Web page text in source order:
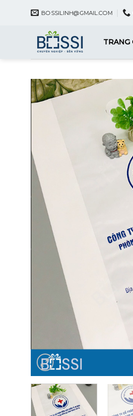
BOSSILINH@GMAIL.COM
TRANG